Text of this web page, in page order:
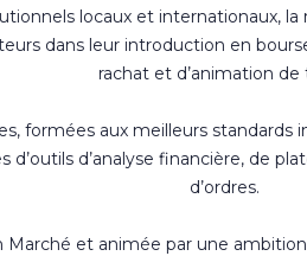
locaux et internationaux,
dans leur introduction en
rachat et d’animation de
formées aux meilleurs
d’analyse financière, de
d’ordres.
Marché et animée par une